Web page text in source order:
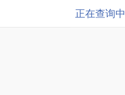
正在查询中